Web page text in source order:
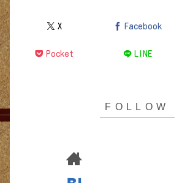
X Facebook
Pocket LINE